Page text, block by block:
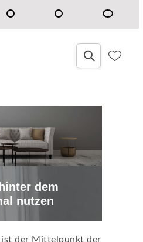
dem
nutzen
ist der Mittelpunkt der